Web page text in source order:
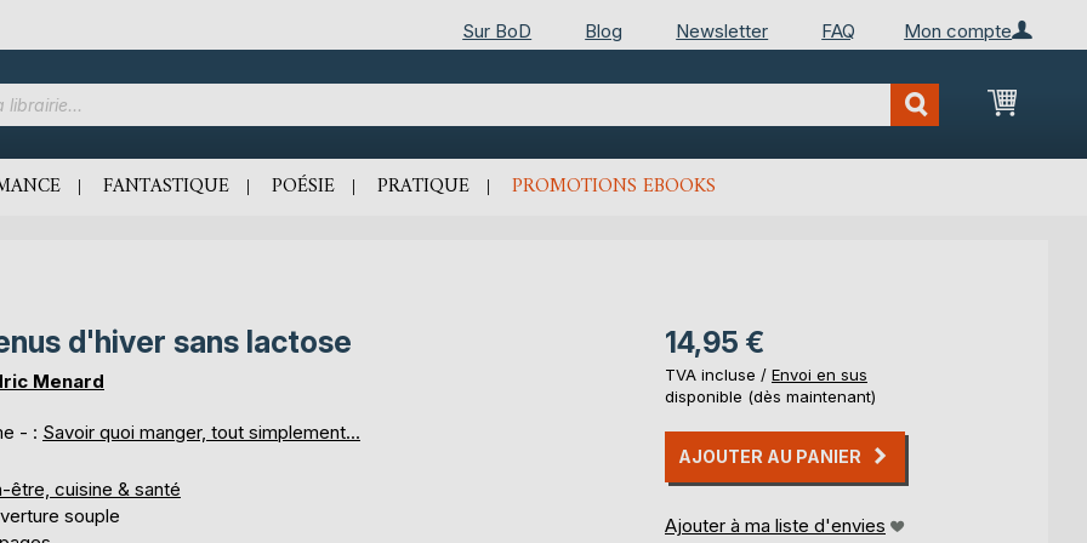
Mon compte
Sur BoD Blog Newsletter FAQ
Mon
FANTASTIQUE POÉSIE PRATIQUE PROMOTIONS EBOOKS
d'hiver sans lactose
Menard
- : Savoir quoi manger, tout simplement...
être, cuisine & santé
souple
14,95 €
TVA incluse / Envoi en sus
disponible (dès maintenant)
AJOUTER AU PANIER
Ajouter à ma liste d'envies